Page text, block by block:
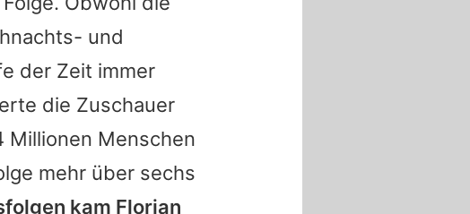
und
der Zeit immer
die Zuschauer
Millionen Menschen
mehr über sechs
kam Florian